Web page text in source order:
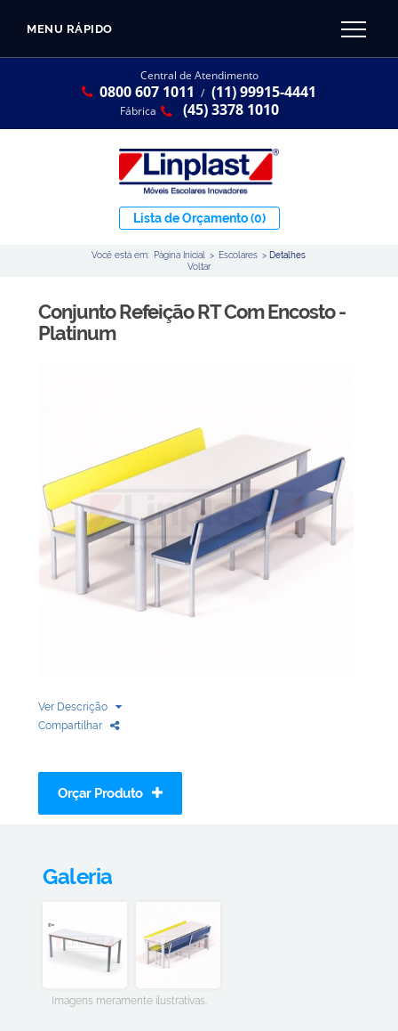
MENU RÁPIDO
Central de Atendimento
0800 607 1011 / (11) 99915-4441
Fábrica (45) 3378 1010
Lista de Orçamento(0)
Você está em: Página Inicial > Escolares >Detalhes
Voltar
Conjunto Refeição RT Com Encosto -
Platinum
Ver Descrição
Compartilhar
Orçar Produto
Galeria
Imagens meramente ilustrativas.
Linha Resina Plástica
Ambiente Maker
Longarinas
Quadro Branco
Linha Wood Prime
Cadeira especial
CATÁLOGO LINPLAST 2025
SOBRE A EMPRESA